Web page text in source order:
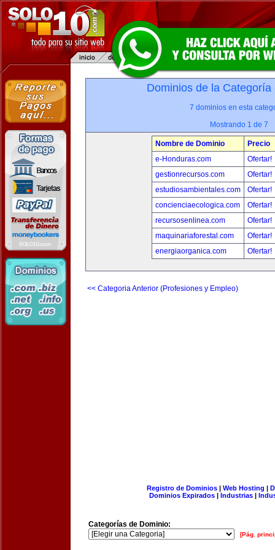
Dominios de la
7 dominios en esta
Mostrando 1 de 7
Nombre de Dominio
Precio
e-Honduras.com
Ofertar!
gestionrecursos.com
Ofertar!
estudiosambientales.com
Ofertar!
concienciaecologica.com
Ofertar!
recursosenlinea.com
Ofertar!
maquinariaforestal.com
Ofertar!
energiaorganica.com
Ofertar!
<< Categoria Anterior (Profesiones y Empleo)
Registro de Dominios| Web Hosting |
Dominios Expirados | Industrias |
Categorías de Dominio:
[Pág.